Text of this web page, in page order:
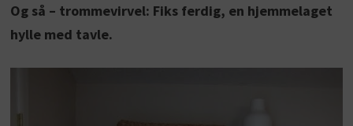
Og så – trommevirvel: Fiks ferdig, en hjemmelaget
hylle med tavle.